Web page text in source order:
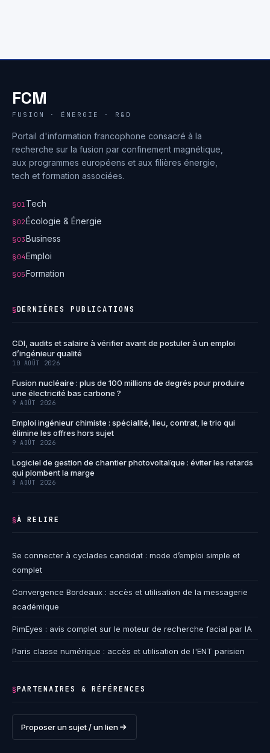
FCM
FUSION · ÉNERGIE · R&D
Portail d'information francophone consacré à la
recherche sur la fusion par confinement magnétique,
aux programmes européens et aux filières énergie,
tech et formation associées.
§01 Tech
§02Écologie & Énergie
§03Business
§04Emploi
§05Formation
§DERNIÈRES PUBLICATIONS
CDI, audits et salaire à vérifier avant de postuler à un emploi
d’ingénieur qualité
10 AOÛT 2026
Fusion nucléaire : plus de 100 millions de degrés pour produire
une électricité bas carbone ?
9 AOÛT 2026
Emploi ingénieur chimiste : spécialité, lieu, contrat, le trio qui
élimine les offres hors sujet
9 AOÛT 2026
Logiciel de gestion de chantier photovoltaïque : éviter les retards
qui plombent la marge
8 AOÛT 2026
§À RELIRE
Se connecter à cyclades candidat : mode d’emploi simple et
complet
Convergence Bordeaux : accès et utilisation de la messagerie
académique
PimEyes : avis complet sur le moteur de recherche facial par IA
Paris classe numérique : accès et utilisation de l'ENT parisien
§PARTENAIRES & RÉFÉRENCES
Proposer un sujet / un lien